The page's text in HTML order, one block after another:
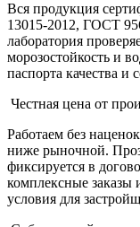
Вся продукция
13015-2012, ГОСТ
лаборатория
морозостойкость и
паспорта качества и
Честная цена от
Работаем без
ниже рыночной.
фиксируется в
комплексные
условия для